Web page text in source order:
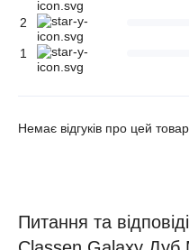
2
1
Немає відгуків про цей товар.
Питання та